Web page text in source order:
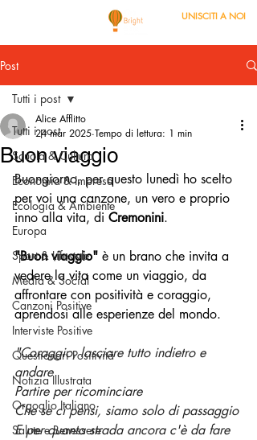
UNISCITI A NOI
Post
Tutti i post
Scuola & Cultura
Economia & Impresa
Ecologia & Ambiente
Europa
Sport & Lifestyle
Media & Social
Canzoni Positive
Interviste Positive
Questionari Positività
Notizia Illustrata
Orgoglio Italiano
Salute e Benessere
Tutti i post
Buon viaggio
Alice Afflitto
24 mar 2025 Tempo di lettura: 1 min
Buongiorno, per questo lunedì ho scelto
per voi una canzone, un vero e proprio
inno alla vita, di Cremonini.
"Buon viaggio" è un brano che invita a
vedere la vita come un viaggio, da
affrontare con positività e coraggio,
aprendosi alle esperienze del mondo.
"Coraggio, lasciare tutto indietro e
andare
Partire per ricominciare
Che se ci pensi, siamo solo di passaggio
E per quanta strada ancora c'è da fare